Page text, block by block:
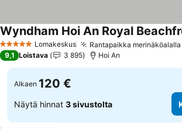
5 TähtiluokitusLomakeskus Rantapaikka merinäköalalla
Katso hinnat
9,1 Loistava 3 895 Hoi An
Alkaen 120 €
Näytä hinnat 3 sivustolta